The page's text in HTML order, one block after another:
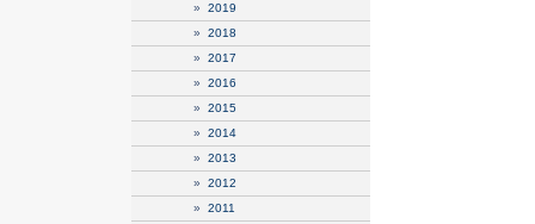
» 2019
» 2018
» 2017
» 2016
» 2015
» 2014
» 2013
» 2012
» 2011